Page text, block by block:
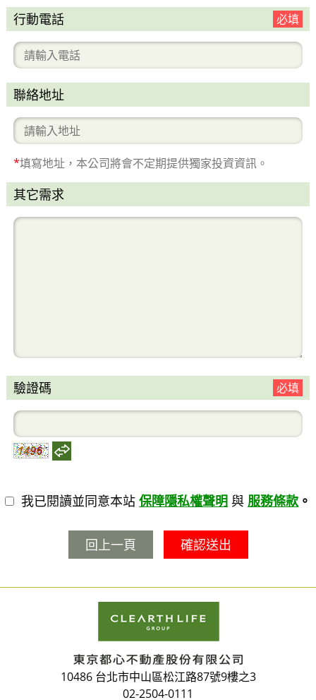
行動電話 必填
聯絡地址
*填寫地址，本公司將會不定期提供獨家投資資訊。
其它需求
驗證碼 必填
我已閱讀並同意本站 保障隱私權聲明 與 服務條款 。
回上一頁
10486 台北市中山區松江路87號9樓之3
02-2504-0111